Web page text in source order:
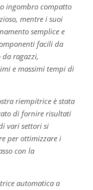
ingombro compatto
mentre i suoi
semplice e
facili da
ragazzi,
e massimi tempi di
riempitrice è stata
di fornire risultati
vari settori si
per ottimizzare i
con la
automatica a